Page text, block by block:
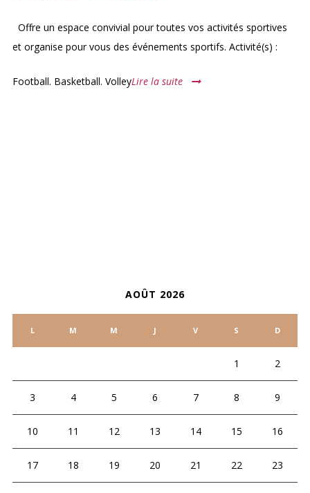
Offre un espace convivial pour toutes vos activités sportives
et organise pour vous des événements sportifs. Activité(s) :
Football. Basketball. VolleyLire la suite
AOÛT 2026
L M M J V S D
1 2
3 4 5 6 7 8 9
10 11 12 13 14 15 16
17 18 19 20 21 22 23